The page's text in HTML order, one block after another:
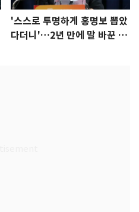
'스스로 투명하게 홍명보 뽑았
다더니'…2년 만에 말 바꾼 이